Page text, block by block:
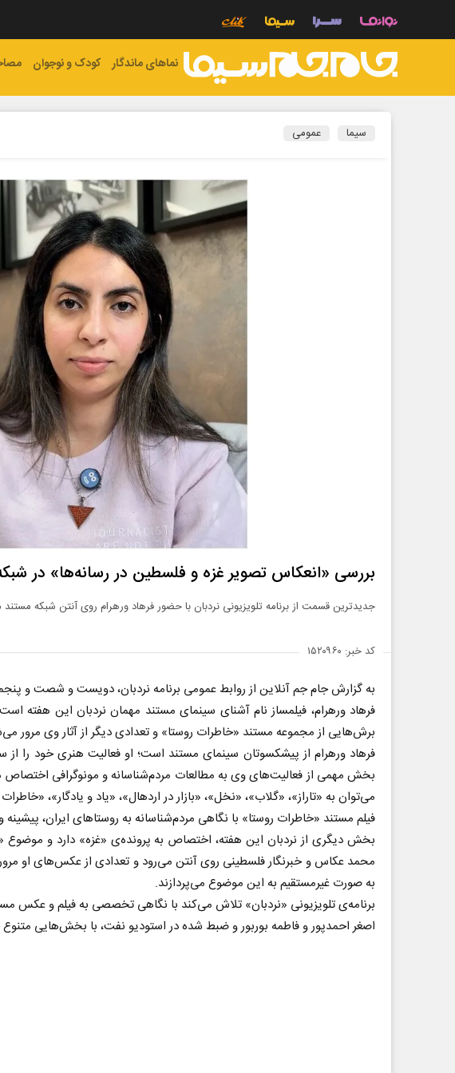
نماهای ماندگار کودک و نوجوان
سیما عمومی
بررسی «انعکاس تصویر غزه و فلسطین در رسانه‌ها» در
جدیدترین قسمت از برنامه‌ تلویزیونی نردبان با حضور فرهاد ورهرام روی آنتن شبکه
کد خبر: ۱۵۲۰۹۶۰
به گزارش جام جم آنلاین از روابط عمومی برنامه‌ نردبان، دویست و شصت و پنجمین قسمت از برنامه‌ی
فرهاد ورهرام، فیلمساز نام آشنای سینمای مستند مهمان نردبان این
برش‌هایی از مجموعه مستند «خاطرات روستا» و تعدادی دیگر از آثار وی مرور
بخش مهمی از فعالیت‌های وی به مطالعات مردم‌شناسانه و مونوگرافی
می‌توان به «تاراز»، «گلاب»، «نخل»، «بازار در اردهال»، «یاد و یادگار»،
فیلم مستند «خاطرات روستا» با نگاهی مردم‌شناسانه به روستاهای ایران،
بخش دیگری از نردبان این هفته، اختصاص به پرونده‌ی «غزه» دارد و
به صورت غیرمستقیم به این موضوع می‌پردازند.
برنامه‌ی تلویزیونی «نردبان» تلاش می‌کند با نگاهی تخصصی به فیلم و عکس
اصغر احمدپور و فاطمه بوربور و ضبط شده در استودیو نفت، با بخش‌هایی متنوع جمعه‌ها ساعت ۱۸:۳۰ روی آنتن شبکه‌ی مستند می‌رود و بازپخش آن